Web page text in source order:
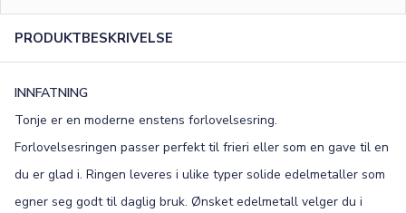
0/15
Old English
Edwardian
Script MT Corinthia
PRODUKTBESKRIVELSE
INNFATNING
Tonje er en moderne enstens forlovelsesring.
Forlovelsesringen passer perfekt til frieri eller som en gave til en
du er glad i. Ringen leveres i ulike typer solide edelmetaller som
egner seg godt til daglig bruk. Ønsket edelmetall velger du i